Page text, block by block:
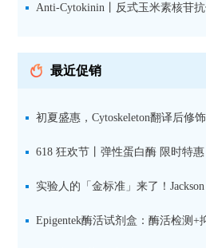
活细胞实验
Anti-Cytokinin丨反式玉米素核苷
最近促销
初夏盛惠，Cytoskeleton翻译后修
品线放价啦！
618 狂欢节丨弹性蛋白酶 限时特惠
实验人的「金标准」来了！
限时一口价，手慢无！
Epigentek酶活试剂盒：酶活检测+